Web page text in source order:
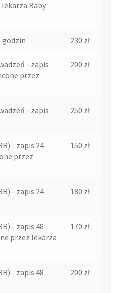
Baby
godzin 230 zł
- zapis
przez
200 zł
- zapis
250 zł
- zapis 24
przez
150 zł
- zapis 24
180 zł
- zapis 48
przez lekarza
170 zł
- zapis 48
200 zł